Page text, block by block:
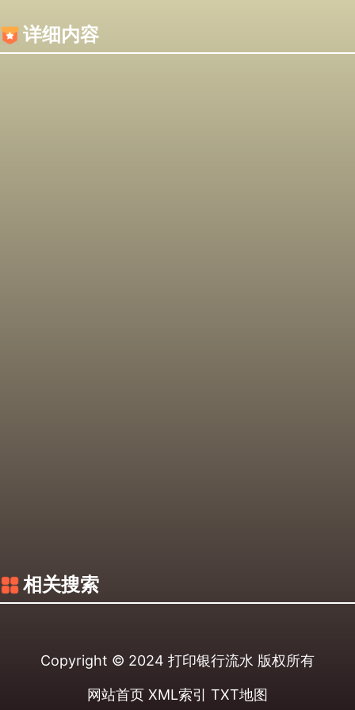
详细内容
相关搜索
Copyright © 2024 打印银行流水 版权所有
网站首页 XML索引 TXT地图